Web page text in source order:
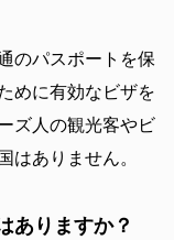
のパスポートを保
めに有効なビザを
ズ人の観光客やビ
はありません。
ありますか？